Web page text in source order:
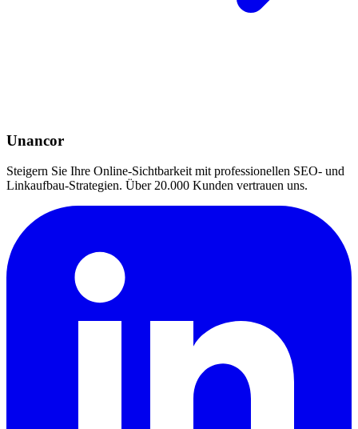
Unancor
Steigern Sie Ihre Online-Sichtbarkeit mit professionellen SEO- und
Linkaufbau-Strategien. Über 20.000 Kunden vertrauen uns.